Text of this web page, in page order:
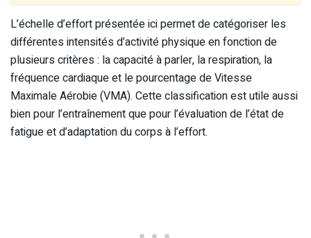
L’échelle d’effort présentée ici permet de catégoriser les
différentes intensités d’activité physique en fonction de
plusieurs critères : la capacité à parler, la respiration, la
fréquence cardiaque et le pourcentage de Vitesse
Maximale Aérobie (VMA). Cette classification est utile aussi
bien pour l’entraînement que pour l’évaluation de l’état de
fatigue et d’adaptation du corps à l’effort.